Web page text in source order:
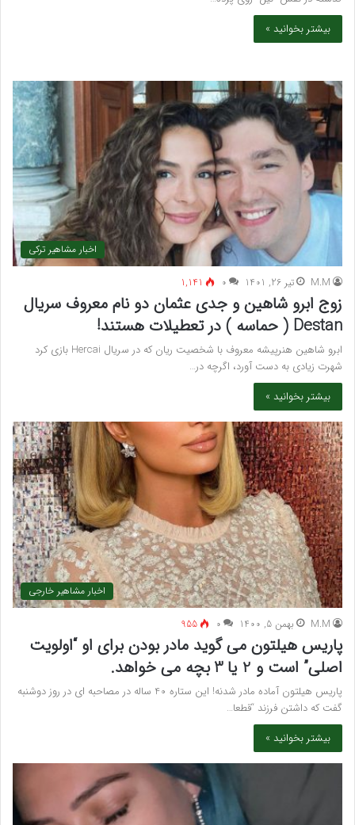
بیشتر بخوانید »
اخبار مشاهیر ترکی
M.M تیر 26, 1401 ۰ 1,141
زوج ابرو شاهین و جدی عثمان دو نام معروف سریال
Destan ( حماسه ) در تعطیلات هستند!
ابرو شاهین هنرپیشه معروف با شخصیت ریان که در سریال Hercai بازی کرد
شهرت زیادی به دست آورد، اگرچه در…
بیشتر بخوانید »
اخبار مشاهیر خارجی
M.M بهمن 5, 1400 ۰ 955
پاریس هیلتون می گوید مادر بودن برای او “اولویت
اصلی” است و 2 یا 3 بچه می خواهد.
پاریس هیلتون آماده مادر شدنه! این ستاره 40 ساله در مصاحبه ای در روز دوشنبه
گفت که داشتن فرزند “قطعا…
بیشتر بخوانید »